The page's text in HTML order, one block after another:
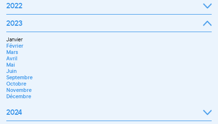
Septembre
Octobre
Novembre
Décembre
2022
Janvier
Février
Mars
Avril
Mai
Juin
Juillet
Septembre
Octobre
Novembre
Décembre
2023
Janvier
Février
Mars
Avril
Mai
Juin
Septembre
Octobre
Novembre
Décembre
2024